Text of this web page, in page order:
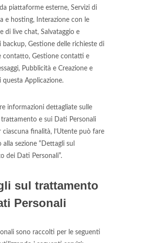
piattaforme esterne, Servizi di
e hosting, Interazione con le
di live chat, Salvataggio e
backup, Gestione delle richieste di
contatto, Gestione contatti e
Pubblicità e Creazione e
questa Applicazione.
informazioni dettagliate sulle
e sui Dati Personali
finalità, l’Utente può fare
sezione “Dettagli sul
dei Dati Personali”.
sul trattamento
Personali
sono raccolti per le seguenti